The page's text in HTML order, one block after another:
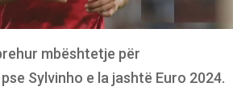
mbështetje për
Sylvinho e la jashtë Euro 2024.